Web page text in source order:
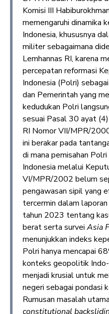
Komisi III
memengaruhi dinamika
Indonesia, khususnya
militer sebagaimana
Lemhannas RI, karena
percepatan reformasi
Indonesia (Polri)
dan Pemerintah yang
kedudukan Polri
sesuai Pasal 30 ayat
RI Nomor VII/MPR/
ini berakar pada
di mana pemisahan
Indonesia melalui
VI/MPR/2002 belum
pengawasan sipil yang
tercermin dalam laporan
tahun 2023 tentang
berat serta survei Asia
menunjukkan indeks
Polri hanya mencapai
konteks geopolitik
menjadi krusial untuk
negeri sebagai pondasi
Rumusan masalah
constitutional